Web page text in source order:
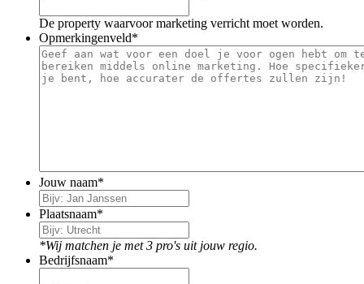
De property waarvoor marketing verricht moet worden.
Opmerkingenveld*
Jouw naam*
Plaatsnaam*
*Wij matchen je met 3 pro's uit jouw regio.
Bedrijfsnaam*